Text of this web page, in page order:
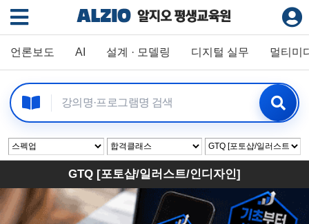
언론보도 AI 설계 · 모델링 디지털 실무 멀티미
GTQ [포토샵/일러스트/인디자인]